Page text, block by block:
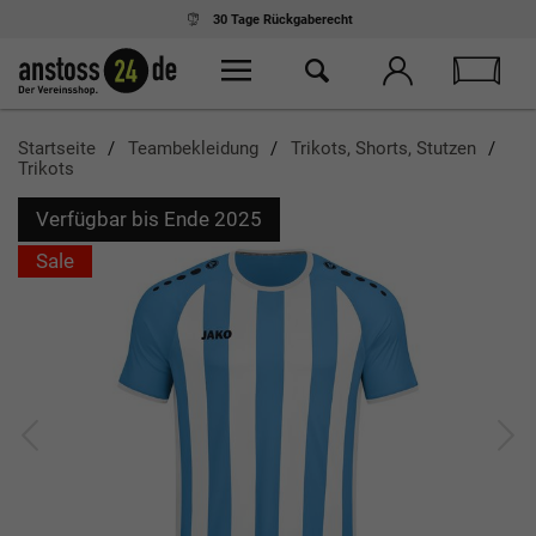
30 Tage Rückgaberecht
Startseite Teambekleidung
Trikots, Shorts, Stutzen
Trikots
Verfügbar bis Ende 2025
Sale